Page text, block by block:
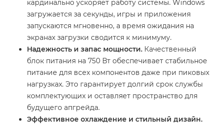
кардинально ускоряет работу системы. Windows
загружается за секунды, игры и приложения
запускаются мгновенно, а время ожидания на
экранах загрузки сводится к минимуму.
Надежность и запас мощности. Качественный
блок питания на 750 Вт обеспечивает стабильное
питание для всех компонентов даже при пиковых
нагрузках. Это гарантирует долгий срок службы
комплектующих и оставляет пространство для
будущего апгрейда.
Эффективное охлаждение и стильный дизайн.